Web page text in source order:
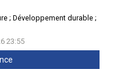
; Développement durable ;
23:55